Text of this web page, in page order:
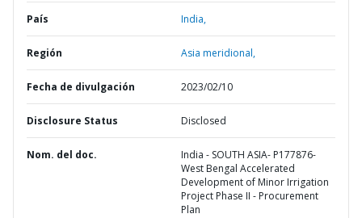
País India,
Región Asia meridional,
Fecha de divulgación 2023/02/10
Disclosure Status Disclosed
Nom. del doc.
India - SOUTH ASIA- P177876-
West Bengal Accelerated
Development of Minor Irrigation
Project Phase II - Procurement
Plan